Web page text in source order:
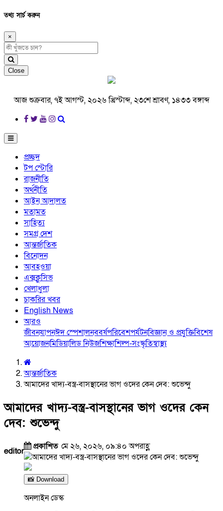
তথ্য সার্চ করুন
×
Close
আজ শুক্রবার, ৭ই আগস্ট, ২০২৬ খ্রিস্টাব্দ, ২৩শে শ্রাবণ, ১৪৩৩ বঙ্গাব্দ
প্রচ্ছদ
টপ স্টোরি
রাজনীতি
অর্থনীতি
আইন আদালত
মতামত
সাহিত্য
সমগ্র দেশ
আন্তর্জাতিক
বিনোদন
আবহওয়া
এক্সক্লুসিভ
খেলাধুলা
চাকরির খবর
English News
আরও
জীবনযাপনঈদ স্পেশালনববর্ষপরিবেশপর্যটনবিজ্ঞান ও প্রযুক্তিবিশেষ
আয়োজনমিডিয়ালিড নিউজশিক্ষাশিল্প-সংস্কৃতিস্বাস্থ্য
আন্তর্জাতিক
আমাদের খাদ্য-বস্ত্র-বাসস্থানের ভাগ ওদের কেন দেব: শুভেন্দু
আমাদের খাদ্য-বস্ত্র-বাসস্থানের ভাগ ওদের কেন
দেব: শুভেন্দু
editor প্রকাশিত মে ২৬, ২০২৬, ০৯:৪০ অপরাহ্ণ
📸 Download
অনলাইন ডেস্ক